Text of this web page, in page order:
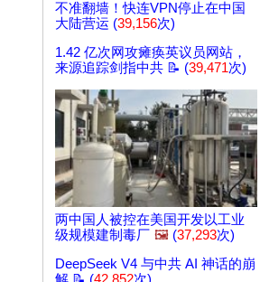
不准翻墙！快连VPN停止在中国
大陆营运 (39,156次)
1.42 亿次网攻瘫痪英议员网站，
来源追踪剑指中共 📝 (39,471次)
两中国人被控在美国开发以工业
级规模建制毒厂 🖼️ (37,293次)
DeepSeek V4 与中共 AI 神话的崩